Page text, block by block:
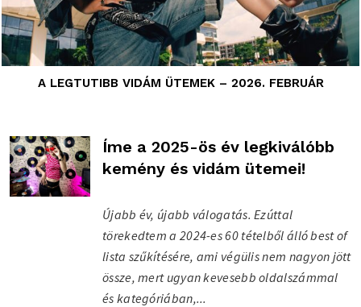
A LEGTUTIBB VIDÁM ÜTEMEK – 2026. FEBRUÁR
Íme a 2025-ös év legkiválóbb
kemény és vidám ütemei!
Újabb év, újabb válogatás. Ezúttal
törekedtem a 2024-es 60 tételből álló best of
lista szűkítésére, ami végülis nem nagyon jött
össze, mert ugyan kevesebb oldalszámmal
és kategóriában,...